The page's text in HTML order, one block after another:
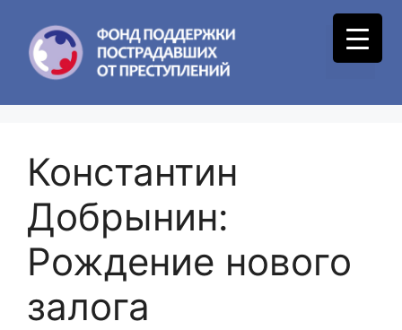
content
Menu
Константин
Добрынин:
Рождение нового
залога